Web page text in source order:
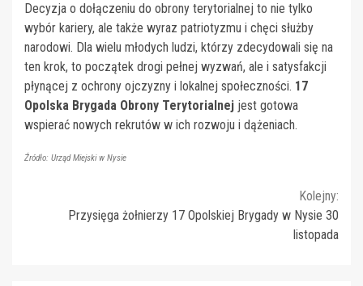
Decyzja o dołączeniu do obrony terytorialnej to nie tylko
wybór kariery, ale także wyraz patriotyzmu i chęci służby
narodowi. Dla wielu młodych ludzi, którzy zdecydowali się na
ten krok, to początek drogi pełnej wyzwań, ale i satysfakcji
płynącej z ochrony ojczyzny i lokalnej społeczności. 17
Opolska Brygada Obrony Terytorialnej jest gotowa
wspierać nowych rekrutów w ich rozwoju i dążeniach.
Źródło: Urząd Miejski w Nysie
Continue
Reading
Kolejny:
Przysięga żołnierzy 17 Opolskiej Brygady w Nysie 30
listopada